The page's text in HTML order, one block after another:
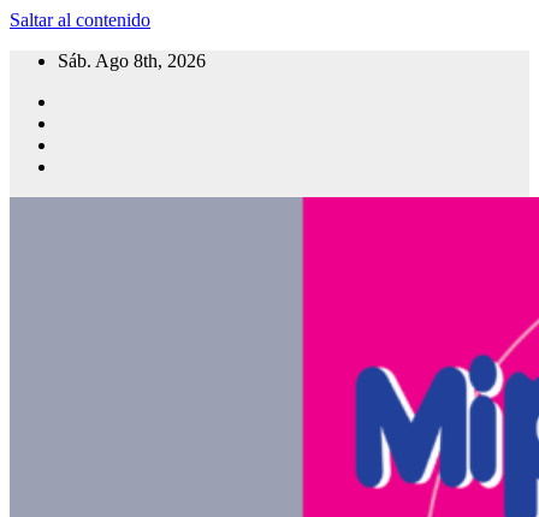
Saltar al contenido
Sáb. Ago 8th, 2026